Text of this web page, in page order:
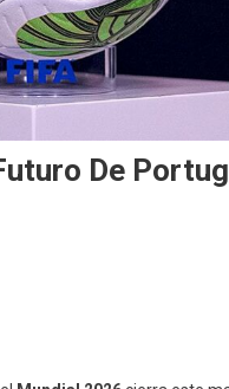
De